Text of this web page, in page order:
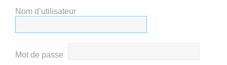
Nom d’utilisateur
Mot de passe